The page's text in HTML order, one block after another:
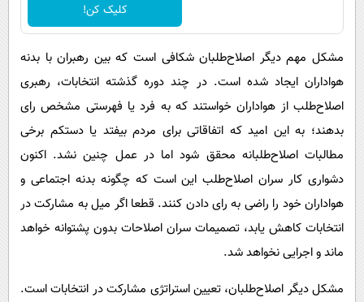
کلیک کن!
مشکل مهم دیگر اصلاح‌طلبان شکافی است که بین رهبران با بدنه
هواداران ایجاد شده است. در چند دوره گذشته انتخابات، رهبری
اصلاح‌طلب از هواداران خواستند که به فرد یا فهرستی مشخص رای
بدهند؛ به این امید که اتفاقاتی برای مردم بیفتد یا دستکم برخی
مطالبات اصلاح‌طلبانه محقق شود اما در عمل چنین نشد. اکنون
دشواری کار سران اصلاح‌طلب این است که چگونه بدنه اجتماعی و
هواداران خود را راضی به رای دادن کنند. قطعا اگر میل به مشارکت در
انتخابات کاهش یابد، تصمیمات سران اصلاحات بدون پشتوانه خواهد
ماند و اجرایی نخواهد شد.
مشکل دیگر اصلاح‌طلبان، تعیین استراتژی مشارکت در انتخابات است.